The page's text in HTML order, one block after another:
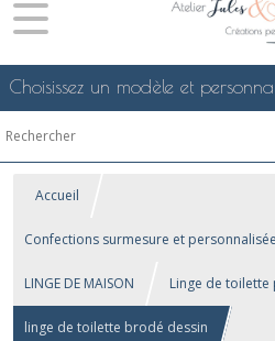
Accueil
Confections surmesure et
LINGE DE MAISON Linge de toilette
linge de toilette brodé dessin